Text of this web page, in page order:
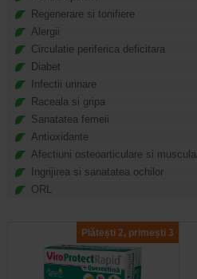
liposolubile sunt A, D, E si K;
Vitamine solubile in apa.
si vitaminele din
sunt stocate in organism.
Minerale
Mineralele sunt elemente
functii corporale, cum ar fi
echilibrul fluidelor.
Regenerare si tonifiere
Alergii
Circulatie periferica deficitara
Diabet
Infectii urinare
Raceala si gripa
Sanatatea femeii
Antioxidante
Afectiuni osteoarticulare si
Ingrijirea si sanatatea ochilor
ORL
Plătești 2, primești 3